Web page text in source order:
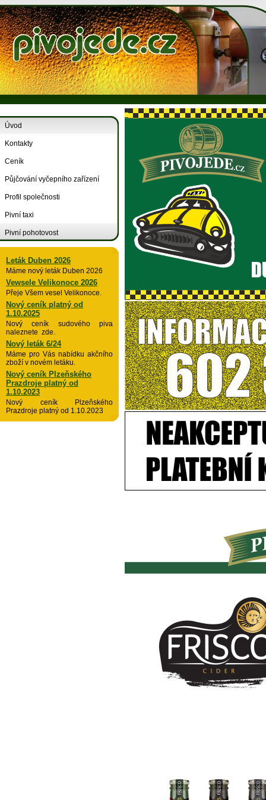
Úvod
Kontakty
Ceník
Půjčování vyčepního zařízení
Profil společnosti
Pivní taxi
Pivní pohotovost
Leták Duben 2026
Máme nový leták Duben 2026
Vewsele Velikonoce 2026
Přeje Všem vesel Velikonoce.
Nový ceník platný od
1.10.2025
Nový ceník sudového piva
naleznete zde.
Nový leták 6/24
Máme pro Vás nabídku akčního
zboží v novém letáku.
Nový ceník Plzeňského
Prazdroje platný od
1.10.2023
Nový ceník Plzeňského
Prazdroje platný od 1.10.2023